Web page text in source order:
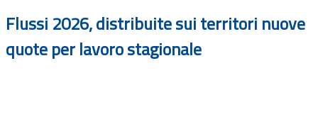
Flussi 2026, distribuite sui territori nuove
quote per lavoro stagionale